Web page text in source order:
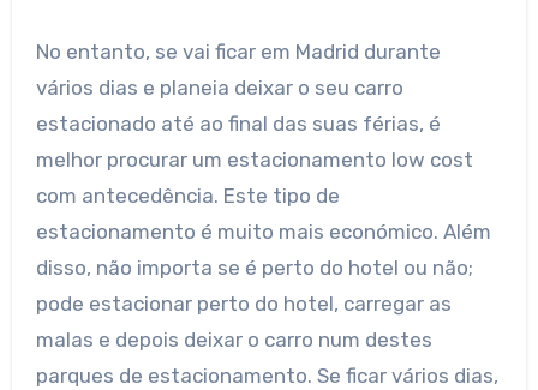
No entanto, se vai ficar em Madrid durante
vários dias e planeia deixar o seu carro
estacionado até ao final das suas férias, é
melhor procurar um estacionamento low cost
com antecedência. Este tipo de
estacionamento é muito mais económico. Além
disso, não importa se é perto do hotel ou não;
pode estacionar perto do hotel, carregar as
malas e depois deixar o carro num destes
parques de estacionamento. Se ficar vários dias,